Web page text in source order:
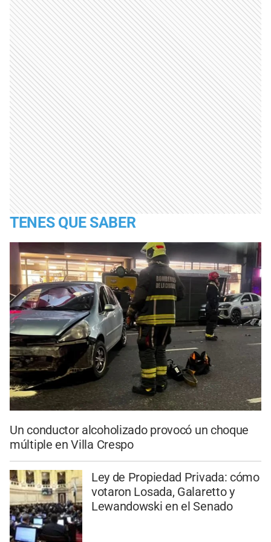
TENES QUE SABER
Un conductor alcoholizado provocó un choque
múltiple en Villa Crespo
Ley de Propiedad Privada: cómo
votaron Losada, Galaretto y
Lewandowski en el Senado